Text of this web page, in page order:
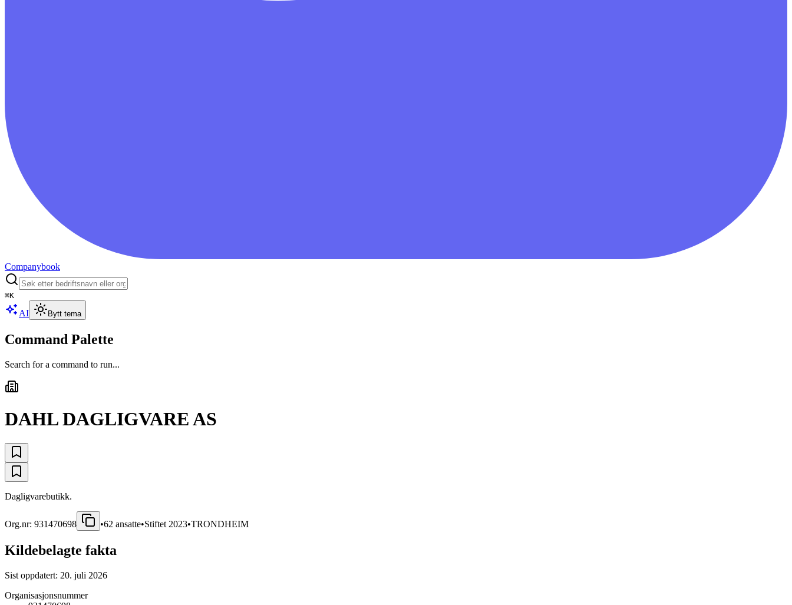
Companybook
⌘K
AI Bytt tema
Command Palette
Search for a command to run...
DAHL DAGLIGVARE AS
Dagligvarebutikk.
Org.nr: 931470698 •62 ansatte•Stiftet 2023•TRONDHEIM
Kildebelagte fakta
Sist oppdatert: 20. juli 2026
Organisasjonsnummer